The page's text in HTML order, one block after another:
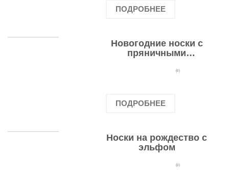
ПОДРОБНЕЕ
Новогодние носки с
пряничными
(0)
ПОДРОБНЕЕ
Носки на рождество с
эльфом
(0)